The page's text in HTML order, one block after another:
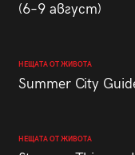
(6–9 август)
НЕЩАТА ОТ ЖИВОТА
Summer City
НЕЩАТА ОТ ЖИВОТА